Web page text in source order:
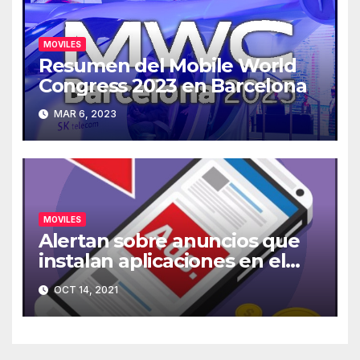
MOVILES
Resumen del Mobile World
Congress 2023 en Barcelona
MAR 6, 2023
MOVILES
Alertan sobre anuncios que
instalan aplicaciones en el
móvil
OCT 14, 2021